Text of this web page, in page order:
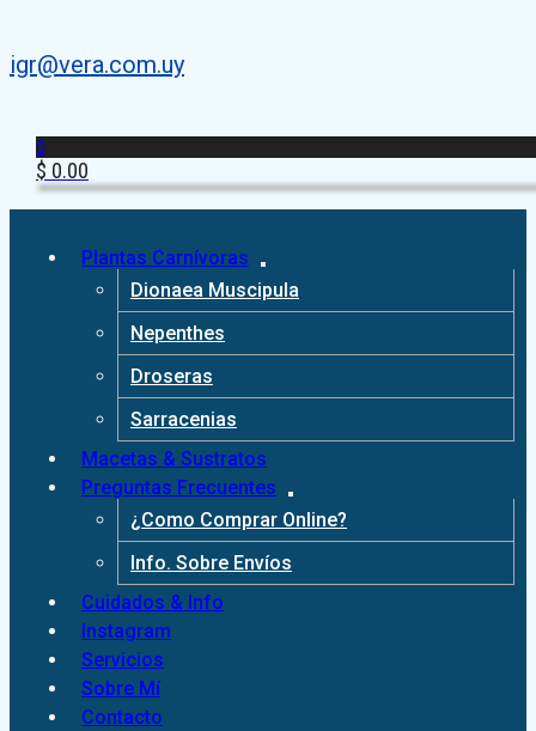
igr@vera.com.uy
0
$ 0.00
Plantas Carnívoras
Dionaea Muscipula
Nepenthes
Droseras
Sarracenias
Macetas & Sustratos
Preguntas Frecuentes
¿Como Comprar Online?
Info. Sobre Envíos
Cuidados & Info
Instagram
Servicios
Sobre Mí
Contacto